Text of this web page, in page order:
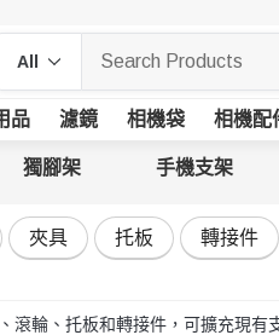
品 濾鏡 相機袋 相機配
獨腳架 手機支架
夾具 托板 轉接件
滾輪、托板和轉接件，可擴充現有